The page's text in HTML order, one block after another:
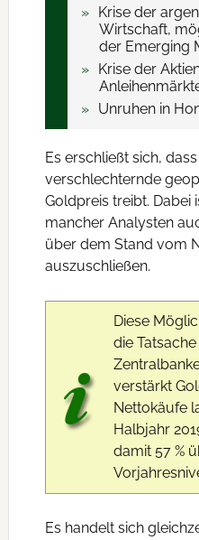
Krise der
Wirtschaft,
der Emerging
Krise der
Unruhen in
Es erschließt sich,
verschlechternde
Goldpreis treibt. Dabei
mancher Analysten
über dem Stand vom
auszuschließen.
Diese
die
verstärkt
Nettokäufe
Halbjahr
damit 57 %
Es handelt sich